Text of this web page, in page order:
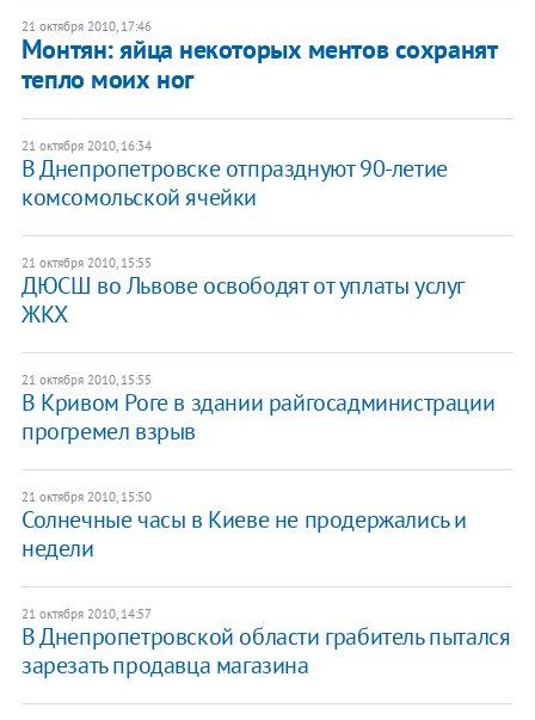
21 октября 2010, 17:46
Монтян: яйца некоторых ментов сохранят
тепло моих ног
21 октября 2010, 16:34
В Днепропетровске отпразднуют 90-летие
комсомольской ячейки
21 октября 2010, 15:55
ДЮСШ во Львове освободят от уплаты услуг
ЖКХ
21 октября 2010, 15:55
В Кривом Роге в здании райгосадминистрации
прогремел взрыв
21 октября 2010, 15:50
Солнечные часы в Киеве не продержались и
недели
21 октября 2010, 14:57
В Днепропетровской области грабитель пытался
зарезать продавца магазина